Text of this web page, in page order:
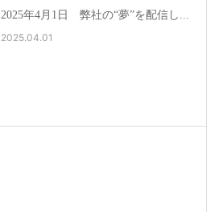
2025年4月1日 弊社の“夢”を配信し...
2025.04.01